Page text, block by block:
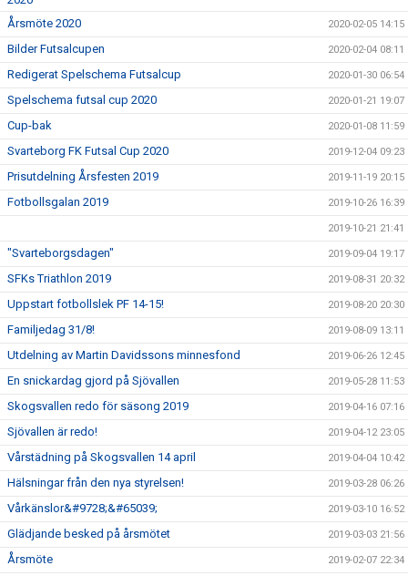
Årsmöte 2020 2020-02-05 14:15
Bilder Futsalcupen 2020-02-04 08:11
Redigerat Spelschema Futsalcup 2020-01-30 06:54
Spelschema futsal cup 2020 2020-01-21 19:07
Cup-bak 2020-01-08 11:59
Svarteborg FK Futsal Cup 2020 2019-12-04 09:23
Prisutdelning Årsfesten 2019 2019-11-19 20:15
Fotbollsgalan 2019 2019-10-26 16:39
2019-10-21 21:41
"Svarteborgsdagen" 2019-09-04 19:17
SFKs Triathlon 2019 2019-08-31 20:32
Uppstart fotbollslek PF 14-15! 2019-08-20 20:30
Familjedag 31/8! 2019-08-09 13:11
Utdelning av Martin Davidssons minnesfond 2019-06-26 12:45
En snickardag gjord på Sjövallen 2019-05-28 11:53
Skogsvallen redo för säsong 2019 2019-04-16 07:16
Sjövallen är redo! 2019-04-12 23:05
Vårstädning på Skogsvallen 14 april 2019-04-04 10:42
Hälsningar från den nya styrelsen! 2019-03-28 06:26
Vårkänslor&#9728;&#65039; 2019-03-10 16:52
Glädjande besked på årsmötet 2019-03-03 21:56
Årsmöte 2019-02-07 22:34